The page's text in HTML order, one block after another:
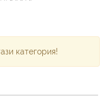
категория!